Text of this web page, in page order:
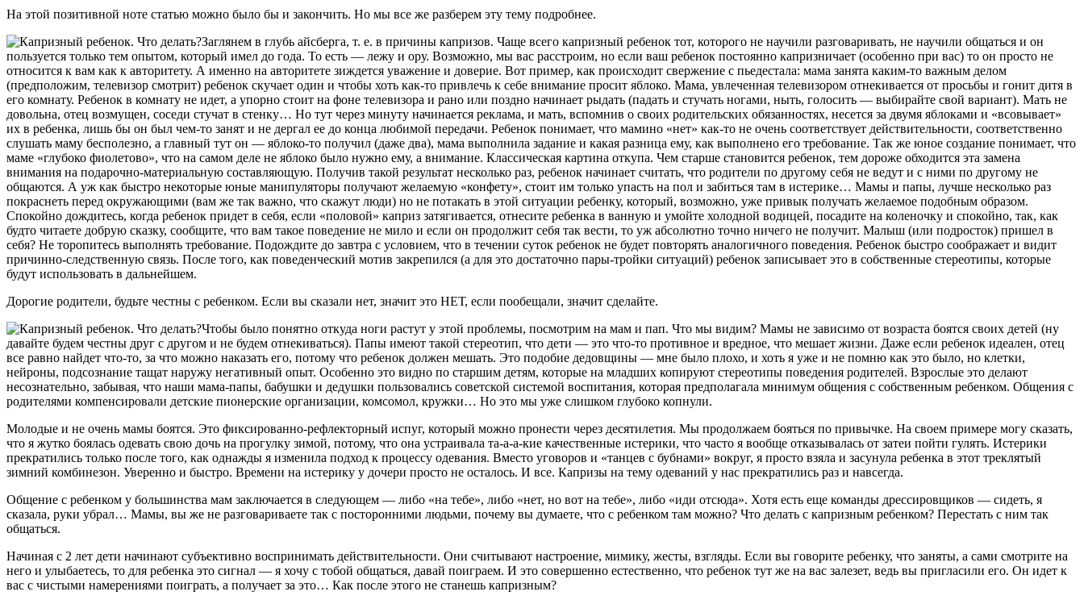
На этой позитивной ноте статью можно было бы и закончить. Но мы все же разберем эту тему подробнее.
Заглянем в глубь айсберга, т. е. в причины капризов. Чаще всего капризный ребенок тот, которого не научили разговаривать, не научили общаться и он
пользуется только тем опытом, который имел до года. То есть — лежу и ору. Возможно, мы вас расстроим, но если ваш ребенок постоянно капризничает (особенно при вас) то он просто не
относится к вам как к авторитету. А именно на авторитете зиждется уважение и доверие. Вот пример, как происходит свержение с пьедестала: мама занята каким-то важным делом
(предположим, телевизор смотрит) ребенок скучает один и чтобы хоть как-то привлечь к себе внимание просит яблоко. Мама, увлеченная телевизором отнекивается от просьбы и гонит дитя в
его комнату. Ребенок в комнату не идет, а упорно стоит на фоне телевизора и рано или поздно начинает рыдать (падать и стучать ногами, ныть, голосить — выбирайте свой вариант). Мать не
довольна, отец возмущен, соседи стучат в стенку… Но тут через минуту начинается реклама, и мать, вспомнив о своих родительских обязанностях, несется за двумя яблоками и «всовывает»
их в ребенка, лишь бы он был чем-то занят и не дергал ее до конца любимой передачи. Ребенок понимает, что мамино «нет» как-то не очень соответствует действительности, соответственно
слушать маму бесполезно, а главный тут он — яблоко-то получил (даже два), мама выполнила задание и какая разница ему, как выполнено его требование. Так же юное создание понимает, что
маме «глубоко фиолетово», что на самом деле не яблоко было нужно ему, а внимание. Классическая картина откупа. Чем старше становится ребенок, тем дороже обходится эта замена
внимания на подарочно-материальную составляющую. Получив такой результат несколько раз, ребенок начинает считать, что родители по другому себя не ведут и с ними по другому не
общаются. А уж как быстро некоторые юные манипуляторы получают желаемую «конфету», стоит им только упасть на пол и забиться там в истерике… Мамы и папы, лучше несколько раз
покраснеть перед окружающими (вам же так важно, что скажут люди) но не потакать в этой ситуации ребенку, который, возможно, уже привык получать желаемое подобным образом.
Спокойно дождитесь, когда ребенок придет в себя, если «половой» каприз затягивается, отнесите ребенка в ванную и умойте холодной водицей, посадите на коленочку и спокойно, так, как
будто читаете добрую сказку, сообщите, что вам такое поведение не мило и если он продолжит себя так вести, то уж абсолютно точно ничего не получит. Малыш (или подросток) пришел в
себя? Не торопитесь выполнять требование. Подождите до завтра с условием, что в течении суток ребенок не будет повторять аналогичного поведения. Ребенок быстро соображает и видит
причинно-следственную связь. После того, как поведенческий мотив закрепился (а для это достаточно пары-тройки ситуаций) ребенок записывает это в собственные стереотипы, которые
будут использовать в дальнейшем.
Дорогие родители, будьте честны с ребенком. Если вы сказали нет, значит это НЕТ, если пообещали, значит сделайте.
Чтобы было понятно откуда ноги растут у этой проблемы, посмотрим на мам и пап. Что мы видим? Мамы не зависимо от возраста боятся своих детей (ну
давайте будем честны друг с другом и не будем отнекиваться). Папы имеют такой стереотип, что дети — это что-то противное и вредное, что мешает жизни. Даже если ребенок идеален, отец
все равно найдет что-то, за что можно наказать его, потому что ребенок должен мешать. Это подобие дедовщины — мне было плохо, и хоть я уже и не помню как это было, но клетки,
нейроны, подсознание тащат наружу негативный опыт. Особенно это видно по старшим детям, которые на младших копируют стереотипы поведения родителей. Взрослые это делают
несознательно, забывая, что наши мама-папы, бабушки и дедушки пользовались советской системой воспитания, которая предполагала минимум общения с собственным ребенком. Общения с
родителями компенсировали детские пионерские организации, комсомол, кружки… Но это мы уже слишком глубоко копнули.
Молодые и не очень мамы боятся. Это фиксированно-рефлекторный испуг, который можно пронести через десятилетия. Мы продолжаем бояться по привычке. На своем примере могу сказать,
что я жутко боялась одевать свою дочь на прогулку зимой, потому, что она устраивала та-а-а-кие качественные истерики, что часто я вообще отказывалась от затеи пойти гулять. Истерики
прекратились только после того, как однажды я изменила подход к процессу одевания. Вместо уговоров и «танцев с бубнами» вокруг, я просто взяла и засунула ребенка в этот треклятый
зимний комбинезон. Уверенно и быстро. Времени на истерику у дочери просто не осталось. И все. Капризы на тему одеваний у нас прекратились раз и навсегда.
Общение с ребенком у большинства мам заключается в следующем — либо «на тебе», либо «нет, но вот на тебе», либо «иди отсюда». Хотя есть еще команды дрессировщиков — сидеть, я
сказала, руки убрал… Мамы, вы же не разговариваете так с посторонними людьми, почему вы думаете, что с ребенком там можно? Что делать с капризным ребенком? Перестать с ним так
общаться.
Начиная с 2 лет дети начинают субъективно воспринимать действительности. Они считывают настроение, мимику, жесты, взгляды. Если вы говорите ребенку, что заняты, а сами смотрите на
него и улыбаетесь, то для ребенка это сигнал — я хочу с тобой общаться, давай поиграем. И это совершенно естественно, что ребенок тут же на вас залезет, ведь вы пригласили его. Он идет к
вас с чистыми намерениями поиграть, а получает за это… Как после этого не станешь капризным?